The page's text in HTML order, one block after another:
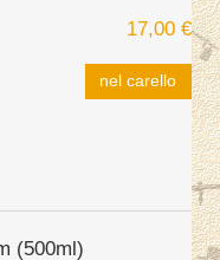
17,00 €
nel carello
(500ml)